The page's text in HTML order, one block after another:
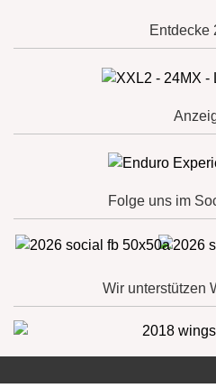
Entdecke
Folge uns im
Wir unterstützen